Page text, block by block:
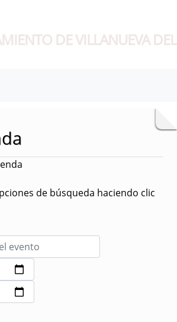
DE VILLANUEVA
de búsqueda haciendo clic